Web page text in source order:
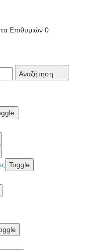
Επιθυμιών 0
Αναζήτηση
Toggle